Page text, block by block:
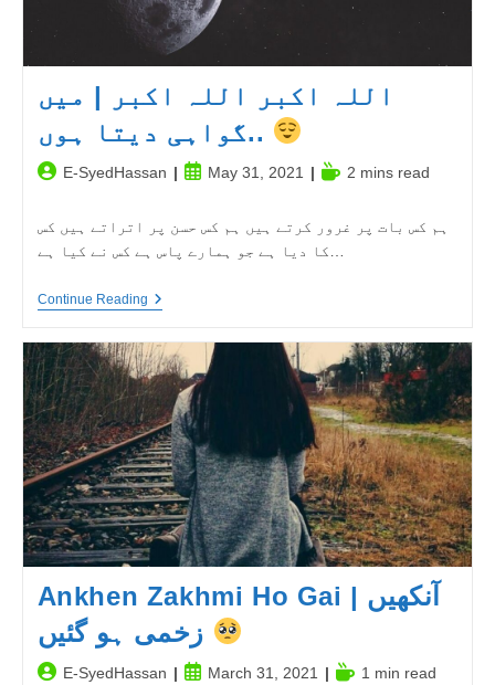
اللہ اکبر اللہ اکبر | میں
گواہی دیتا ہوں..
PostE-SyedHassan
PostMay 31, 2021
Reading2 mins read
ہم کس بات پر غرور کرتے ہیں ہم کس حسن پر اتراتے ہیں کس
Continue Readingاللہ
اکبر
|
میں
گواہی
دیتا
ہوں..
Ankhen Zakhmi Ho Gai | آنکھیں
PostE-SyedHassan
PostMarch 31, 2021
Reading1 min read